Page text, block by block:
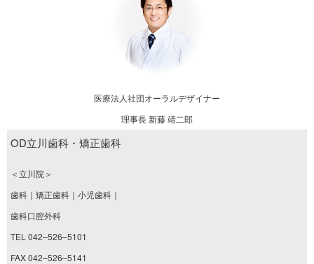
医療法人社団オーラルデザイナー
理事長 新藤 靖二郎
OD立川歯科・矯正歯科
＜立川院＞
歯科｜矯正歯科｜小児歯科｜
歯科口腔外科
TEL 042–526–5101
FAX 042–526–5141